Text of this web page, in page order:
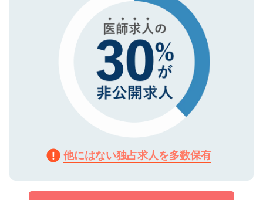
他にはない独占求人を多数保有